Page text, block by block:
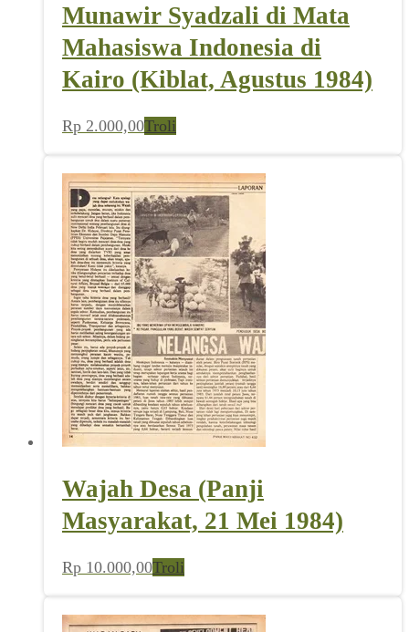
Munawir Syadzali di Mata
Mahasiswa Indonesia di
Kairo (Kiblat, Agustus 1984)
Rp 2.000,00Troli
Wajah Desa (Panji
Masyarakat, 21 Mei 1984)
Rp 10.000,00Troli